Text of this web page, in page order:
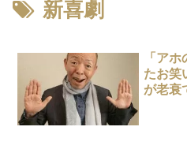
新喜劇
「ア
たお笑
が老衰